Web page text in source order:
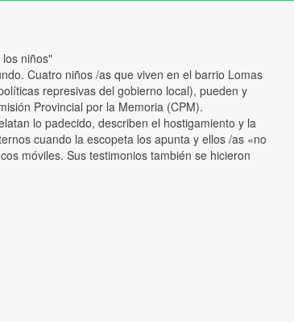
niños"
Cuatro niños /as que viven en el barrio Lomas
represivas del gobierno local), pueden y
Provincial por la Memoria (CPM).
lo padecido, describen el hostigamiento y la
cuando la escopeta los apunta y ellos /as «no
móviles. Sus testimonios también se hicieron